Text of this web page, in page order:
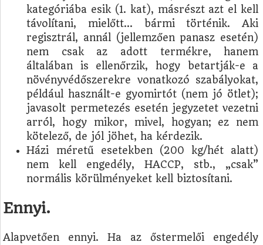
kategóriába esik (1. kat), másrészt azt el kell
távolítani, mielőtt… bármi történik. Aki
regisztrál, annál (jellemzően panasz esetén)
nem csak az adott termékre, hanem
általában is ellenőrzik, hogy betartják-e a
növényvédőszerekre vonatkozó szabályokat,
például használt-e gyomirtót (nem jó ötlet);
javasolt permetezés esetén jegyzetet vezetni
arról, hogy mikor, mivel, hogyan; ez nem
kötelező, de jól jöhet, ha kérdezik.
Házi méretű esetekben (200 kg/hét alatt)
nem kell engedély, HACCP, stb., „csak”
normális körülményeket kell biztosítani.
Ennyi.
Alapvetően ennyi. Ha az őstermelői engedély